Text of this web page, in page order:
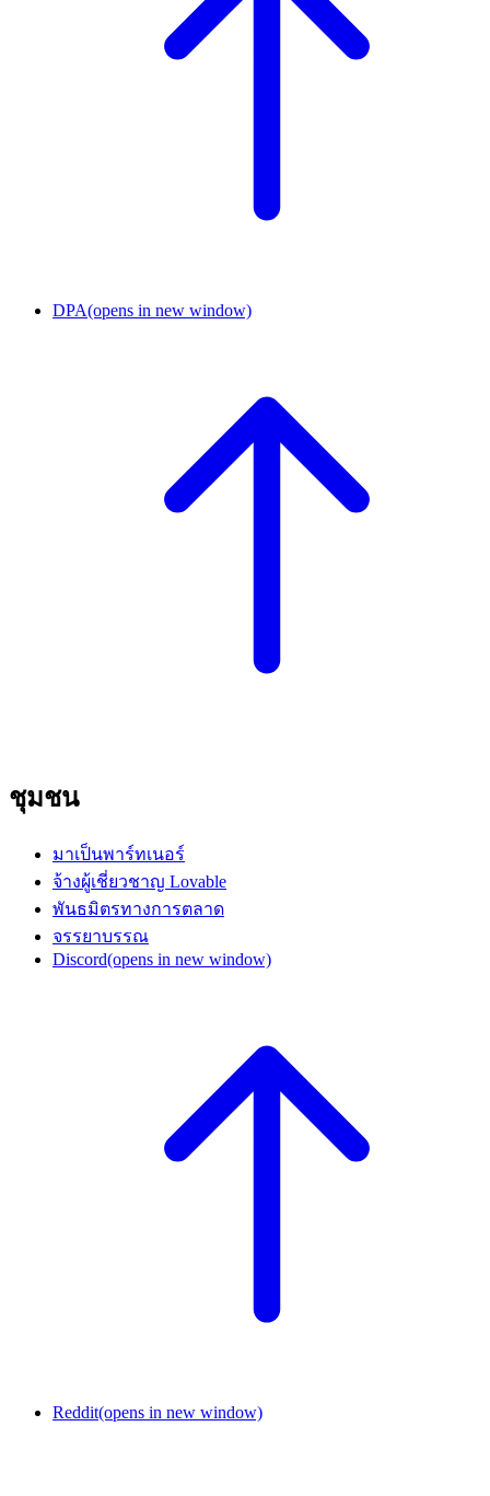
DPA(opens in new window)
ชุมชน
มาเป็นพาร์ทเนอร์
จ้างผู้เชี่ยวชาญ Lovable
พันธมิตรทางการตลาด
จรรยาบรรณ
Discord(opens in new window)
Reddit(opens in new window)